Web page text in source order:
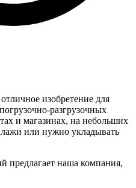
изобретение для
разгрузочных
и магазинах, на небольших
или нужно укладывать
предлагает наша компания,